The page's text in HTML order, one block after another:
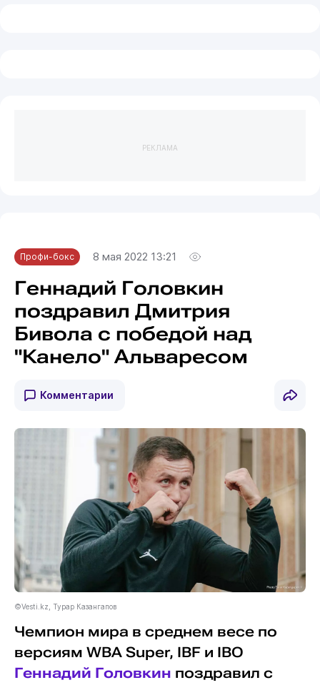
РЕКЛАМА
Профи-бокс 8 мая 2022 13:21
Геннадий Головкин
поздравил Дмитрия
Бивола с победой над
"Канело" Альваресом
Комментарии
©Vesti.kz, Турар Казангапов
Чемпион мира в среднем весе по
версиям WBA Super, IBF и IBO
Геннадий Головкин поздравил с